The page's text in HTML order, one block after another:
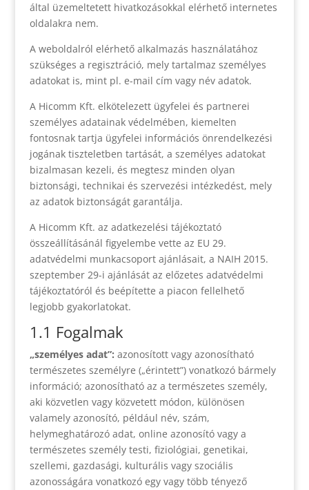
által üzemeltetett hivatkozásokkal elérhető internetes
oldalakra nem.
A weboldalról elérhető alkalmazás használatához
szükséges a regisztráció, mely tartalmaz személyes
adatokat is, mint pl. e-mail cím vagy név adatok.
A Hicomm Kft. elkötelezett ügyfelei és partnerei
személyes adatainak védelmében, kiemelten
fontosnak tartja ügyfelei információs önrendelkezési
jogának tiszteletben tartását, a személyes adatokat
bizalmasan kezeli, és megtesz minden olyan
biztonsági, technikai és szervezési intézkedést, mely
az adatok biztonságát garantálja.
A Hicomm Kft. az adatkezelési tájékoztató
összeállításánál figyelembe vette az EU 29.
adatvédelmi munkacsoport ajánlásait, a NAIH 2015.
szeptember 29-i ajánlását az előzetes adatvédelmi
tájékoztatóról és beépítette a piacon fellelhető
legjobb gyakorlatokat.
1.1 Fogalmak
„személyes adat”: azonosított vagy azonosítható
természetes személyre („érintett”) vonatkozó bármely
információ; azonosítható az a természetes személy,
aki közvetlen vagy közvetett módon, különösen
valamely azonosító, például név, szám,
helymeghatározó adat, online azonosító vagy a
természetes személy testi, fiziológiai, genetikai,
szellemi, gazdasági, kulturális vagy szociális
azonosságára vonatkozó egy vagy több tényező